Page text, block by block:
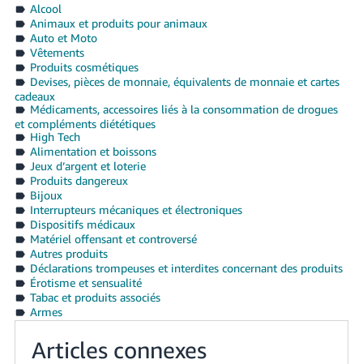
Alcool
Animaux et produits pour animaux
Auto et Moto
Vêtements
Produits cosmétiques
Devises, pièces de monnaie, équivalents de monnaie et cartes
cadeaux
Médicaments, accessoires liés à la consommation de drogues
et compléments diététiques
High Tech
Alimentation et boissons
Jeux d’argent et loterie
Produits dangereux
Bijoux
Interrupteurs mécaniques et électroniques
Dispositifs médicaux
Matériel offensant et controversé
Autres produits
Déclarations trompeuses et interdites concernant des produits
Érotisme et sensualité
Tabac et produits associés
Armes
Articles connexes